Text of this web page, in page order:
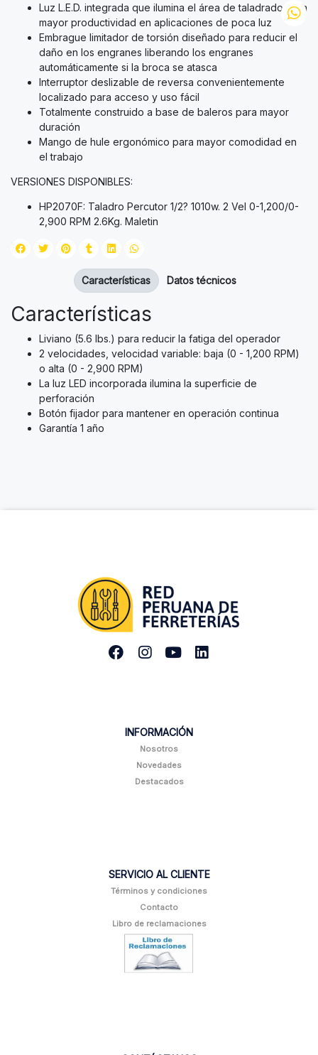
Luz L.E.D. integrada que ilumina el área de taladrado para
mayor productividad en aplicaciones de poca luz
Embrague limitador de torsión diseñado para reducir el
daño en los engranes liberando los engranes
automáticamente si la broca se atasca
Interruptor deslizable de reversa convenientemente
localizado para acceso y uso fácil
Totalmente construido a base de baleros para mayor
duración
Mango de hule ergonómico para mayor comodidad en
el trabajo
VERSIONES DISPONIBLES:
HP2070F: Taladro Percutor 1/2? 1010w. 2 Vel 0-1,200/0-
2,900 RPM 2.6Kg. Maletin
Características
Liviano (5.6 lbs.) para reducir la fatiga del operador
2 velocidades, velocidad variable: baja (0 - 1,200 RPM)
o alta (0 - 2,900 RPM)
La luz LED incorporada ilumina la superficie de
perforación
Botón fijador para mantener en operación continua
Garantía 1 año
Características Datos técnicos
INFORMACIÓN
Nosotros
Novedades
Destacados
SERVICIO AL CLIENTE
Términos y condiciones
Contacto
Libro de reclamaciones